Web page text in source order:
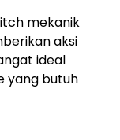
mekanik
aksi
ideal
yang butuh